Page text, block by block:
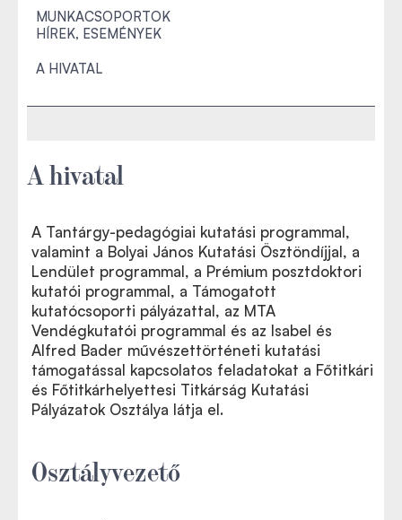
MUNKACSOPORTOK
HÍREK, ESEMÉNYEK
A HIVATAL
A hivatal
A Tantárgy-pedagógiai kutatási programmal,
valamint a Bolyai János Kutatási Ösztöndíjjal, a
Lendület programmal, a Prémium posztdoktori
kutatói programmal, a Támogatott
kutatócsoporti pályázattal, az MTA
Vendégkutatói programmal és az Isabel és
Alfred Bader művészettörténeti kutatási
támogatással kapcsolatos feladatokat a Főtitkári
és Főtitkárhelyettesi Titkárság Kutatási
Pályázatok Osztálya látja el.
Osztályvezető